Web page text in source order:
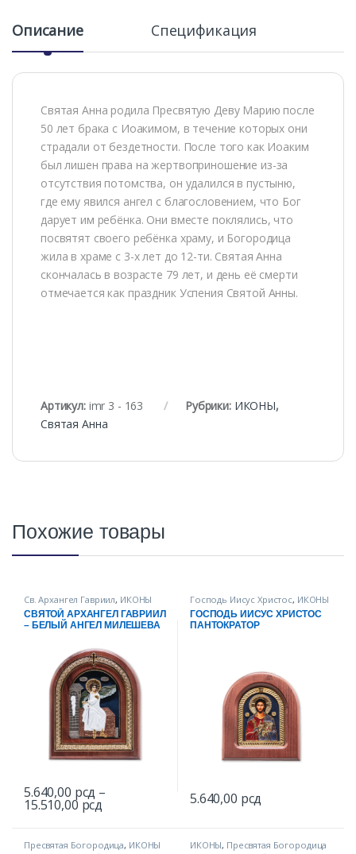
Описание Спецификация
Святая Анна родила Пресвятую Деву Марию после
50 лет брака с Иоакимом, в течение которых они
страдали от бездетности. После того как Иоаким
был лишен права на жертвоприношение из-за
отсутствия потомства, он удалился в пустыню,
где ему явился ангел с благословением, что Бог
дарует им ребёнка. Они вместе поклялись, что
посвятят своего ребёнка храму, и Богородица
жила в храме с 3-х лет до 12-ти. Святая Анна
скончалась в возрасте 79 лет, и день её смерти
отмечается как праздник Успения Святой Анны.
Артикул: imr 3 - 163 Рубрики: ИКОНЫ,
Святая Анна
Похожие товары
Св. Архангел Гавриил, ИКОНЫ
СВЯТОЙ АРХАНГЕЛ ГАВРИИЛ
– БЕЛЫЙ АНГЕЛ МИЛЕШЕВА
5.640,00 рсд –
15.510,00 рсд Диапазон цен: 5.640,00 рсд – 15.510,00
Этот товар имеет несколько вариаций. Опции можно
Господь Иисус Христос, ИКОНЫ
ГОСПОДЬ ИИСУС ХРИСТОС
ПАНТОКРАТОР
5.640,00 рсд
Этот товар имеет
Пресвятая Богородица, ИКОНЫ ИКОНЫ, Пресвятая Богородица